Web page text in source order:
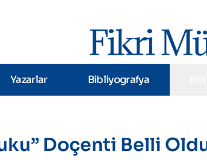
Yazarlar Bibliyografya
Doçenti Belli